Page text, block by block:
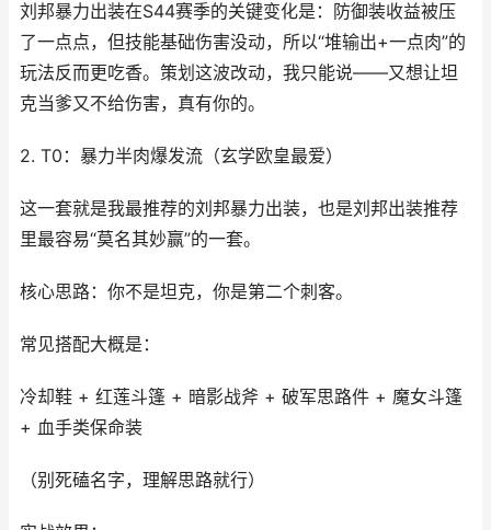
刘邦暴力出装在S44赛季的关键变化是：防御装收益被压
了一点点，但技能基础伤害没动，所以“堆输出+一点肉”的
玩法反而更吃香。策划这波改动，我只能说——又想让坦
克当爹又不给伤害，真有你的。
2. T0：暴力半肉爆发流（玄学欧皇最爱）
这一套就是我最推荐的刘邦暴力出装，也是刘邦出装推荐
里最容易“莫名其妙赢”的一套。
核心思路：你不是坦克，你是第二个刺客。
常见搭配大概是：
冷却鞋 + 红莲斗篷 + 暗影战斧 + 破军思路件 + 魔女斗篷
+ 血手类保命装
（别死磕名字，理解思路就行）